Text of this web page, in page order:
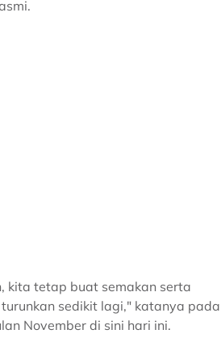
kita tetap buat semakan serta
sedikit lagi," katanya pada
November di sini hari ini.